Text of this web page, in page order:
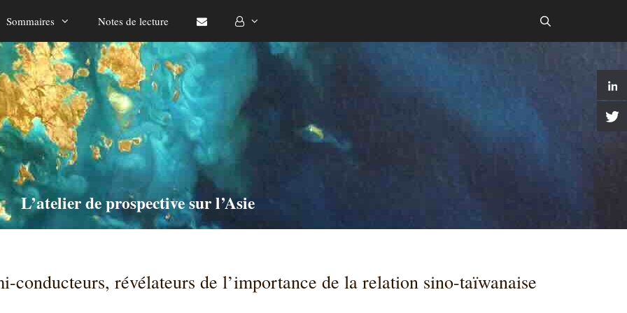
Sommaires Notes de lecture
L’atelier de prospective sur l’Asie
conducteurs, révélateurs de l’importance de la relation sino-taïwanaise